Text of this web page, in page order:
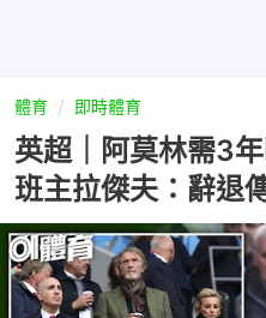
體育 即時體育
英超｜阿莫林需3
班主拉傑夫：辭退